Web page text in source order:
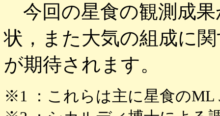
今回の星食の観測成
状，また大気の組成に
が期待されます。
※1 ：これらは主に星食のML